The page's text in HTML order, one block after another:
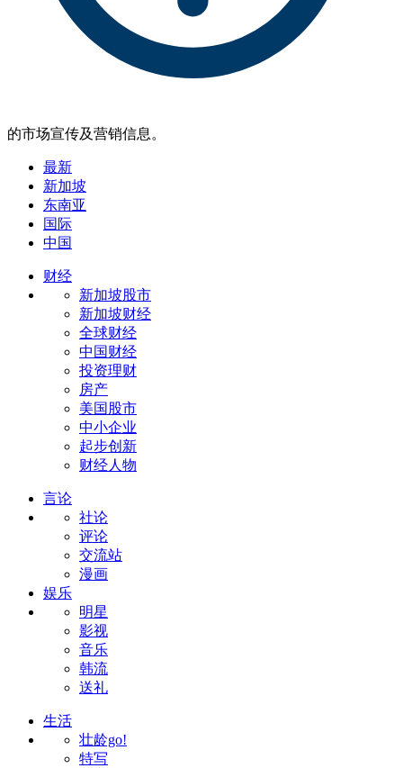
的市场宣传及营销信息。
最新
新加坡
东南亚
国际
中国
财经
新加坡股市
新加坡财经
全球财经
中国财经
投资理财
房产
美国股市
中小企业
起步创新
财经人物
言论
社论
评论
交流站
漫画
娱乐
明星
影视
音乐
韩流
送礼
生活
壮龄go!
特写